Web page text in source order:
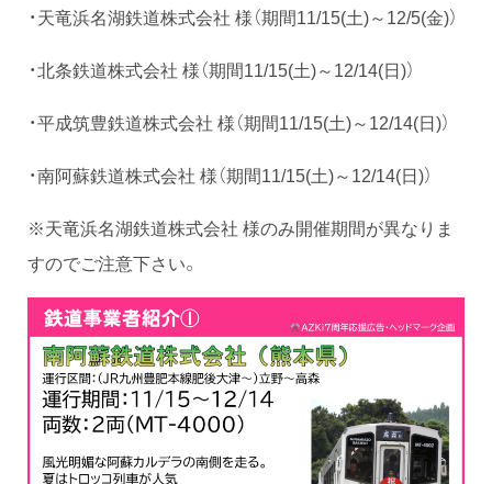
・天竜浜名湖鉄道株式会社 様（期間11/15(土)～12/5(金)）
・北条鉄道株式会社 様（期間11/15(土)～12/14(日)）
・平成筑豊鉄道株式会社 様（期間11/15(土)～12/14(日)）
・南阿蘇鉄道株式会社 様（期間11/15(土)～12/14(日)）
※天竜浜名湖鉄道株式会社 様のみ開催期間が異なりま
すのでご注意下さい。